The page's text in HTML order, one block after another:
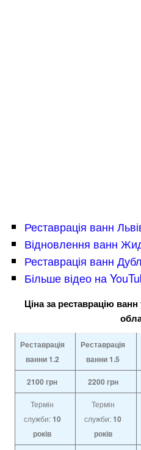
Реставрація ванн
Відновлення ванн
Реставрація ванн
Більше відео на
Ціна за реставрацію ванн
Реставрація
ванни 1.2
Реставрація
ванни1.5
2100 грн 2200 грн
Термін
служби:10
років
Термін
служби:10
років